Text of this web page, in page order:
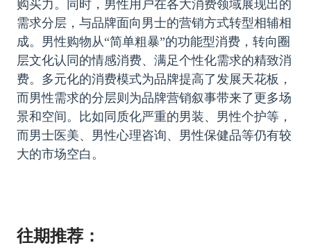
购买力。同时，男性用户在各大消费领域展现出的
需求分层，与品牌面向男士的营销方式转型相辅相
成。男性购物从“简单粗暴”的功能型消费，转向圈
层文化认同的情感消费、满足个性化需求的精致消
费。多元化的消费模式为品牌提高了发展天花板，
而男性需求的分层则为品牌营销叙事带来了更多场
景和空间。比如同质化严重的男装、男性个护等，
而男士医美、男性心理咨询、男性保健品等仍有较
大的市场空白。
往期推荐：